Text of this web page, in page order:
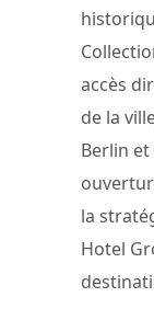
accès
de la
Berlin
la
Hotel